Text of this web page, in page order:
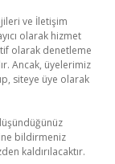
ve İletişim
olarak hizmet
olarak denetleme
Ancak, üyelerimiz
siteye üye olarak
bildirmeniz
kaldırılacaktır.